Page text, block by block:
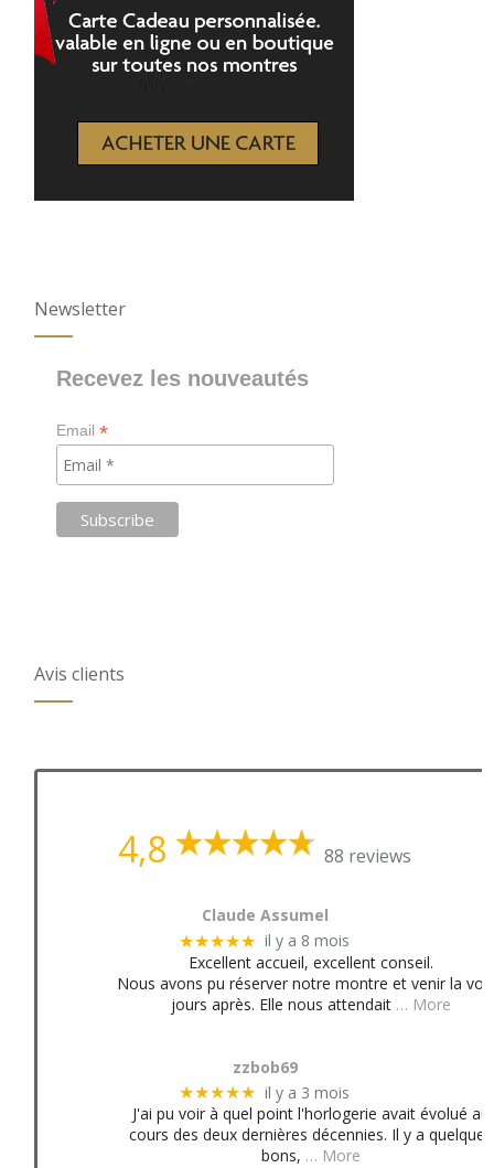
Newsletter
Recevez les nouveautés
Email*
Avis clients
4,8 88 reviews
Claude Assumel
★★★★★ il y a 8 mois
Excellent accueil, excellent conseil.
Nous avons pu réserver notre montre et venir la
jours après. Elle nous attendait … More
zzbob69
★★★★★ il y a 3 mois
J'ai pu voir à quel point l'horlogerie avait évolué au
cours des deux dernières décennies. Il y a quelques
bons, … More